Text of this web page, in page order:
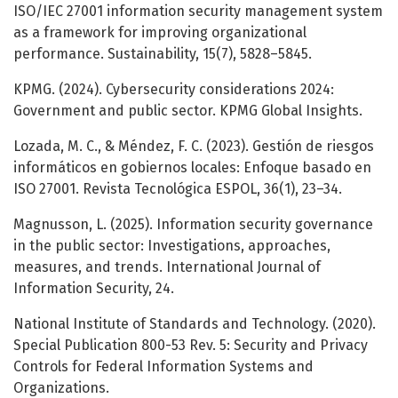
ISO/IEC 27001 information security management system
as a framework for improving organizational
performance. Sustainability, 15(7), 5828–5845.
KPMG. (2024). Cybersecurity considerations 2024:
Government and public sector. KPMG Global Insights.
Lozada, M. C., & Méndez, F. C. (2023). Gestión de riesgos
informáticos en gobiernos locales: Enfoque basado en
ISO 27001. Revista Tecnológica ESPOL, 36(1), 23–34.
Magnusson, L. (2025). Information security governance
in the public sector: Investigations, approaches,
measures, and trends. International Journal of
Information Security, 24.
National Institute of Standards and Technology. (2020).
Special Publication 800-53 Rev. 5: Security and Privacy
Controls for Federal Information Systems and
Organizations.